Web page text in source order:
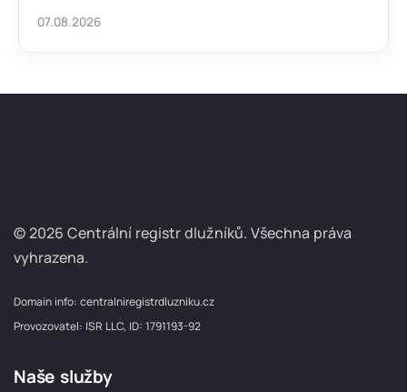
07.08.2026
© 2026 Centrální registr dlužníků. Všechna práva
vyhrazena.
Domain info: centralniregistrdluzniku.cz
Provozovatel: ISR LLC, ID: 1791193-92
Naše služby